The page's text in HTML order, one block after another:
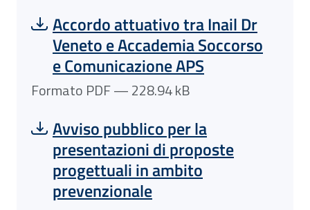
Scarica file:
Accordo attuativo tra Inail Dr
Veneto e Accademia Soccorso
e Comunicazione APS
Formato PDF — Dimensione 228.94 kB
Formato PDF — 228.94 kB
Scarica file:
Avviso pubblico per la
presentazioni di proposte
progettuali in ambito
prevenzionale
Formato PDF — Dimensione 128.40 kB